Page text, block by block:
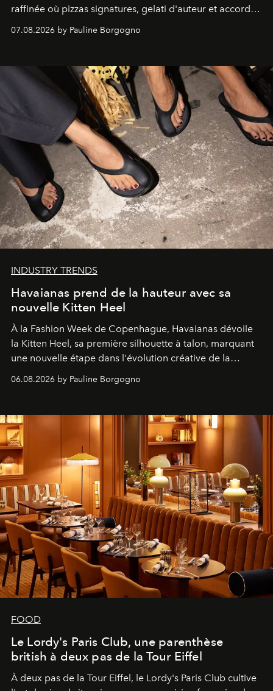
raffinée où pizzas signatures, gelati d'auteur et accords
d'exception composent un véritable voyage sensoriel.
07.08.2026 by Pauline Borgogno
INDUSTRY TRENDS
Havaianas prend de la hauteur avec sa
nouvelle Kitten Heel
À la Fashion Week de Copenhague, Havaianas dévoile
la Kitten Heel, sa première silhouette à talon, marquant
une nouvelle étape dans l'évolution créative de la
06.08.2026 by Pauline Borgogno
FOOD
Le Lordy's Paris Club, une parenthèse
british à deux pas de la Tour Eiffel
À deux pas de la Tour Eiffel, le Lordy's Paris Club cultive